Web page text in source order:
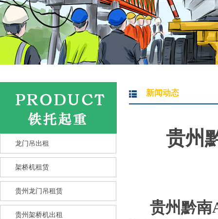
龙门吊出租
架桥机租赁
贵州龙门吊租赁
贵州架桥机出租
新闻动态
贵州
贵州黔南